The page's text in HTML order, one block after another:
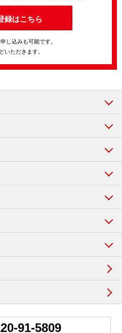
録はこちら
し込みも可能です。
いただきます。
91-5809